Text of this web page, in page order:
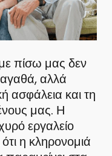
πίσω μας δεν
αγαθά, αλλά
ασφάλεια και τη
μας. Η
εργαλείο
η κληρονομιά